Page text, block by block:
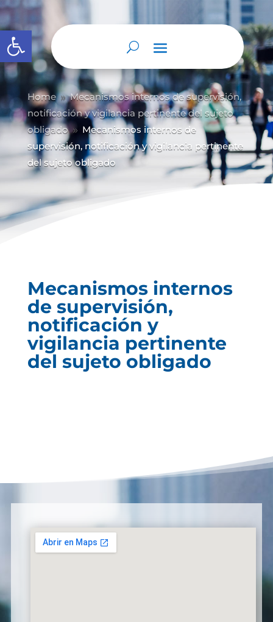
Abrir barra de herramientas
Home 9 Mecanismos internos de supervisión,
notificación y vigilancia pertinente del sujeto
obligado 9 Mecanismos internos de
supervisión, notificación y vigilancia pertinente
del sujeto obligado
Mecanismos internos
de supervisión,
notificación y
vigilancia pertinente
del sujeto obligado